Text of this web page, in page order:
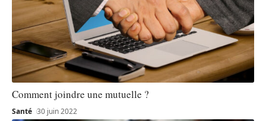
Comment joindre une mutuelle ?
Santé 30 juin 2022